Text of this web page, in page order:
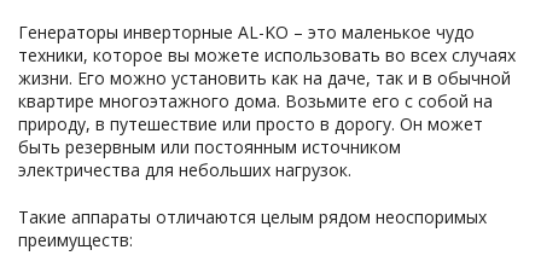
Генераторы инверторные AL-KO – это маленькое чудо
техники, которое вы можете использовать во всех случаях
жизни. Его можно установить как на даче, так и в обычной
квартире многоэтажного дома. Возьмите его с собой на
природу, в путешествие или просто в дорогу. Он может
быть резервным или постоянным источником
электричества для небольших нагрузок.
Такие аппараты отличаются целым рядом неоспоримых
преимуществ: